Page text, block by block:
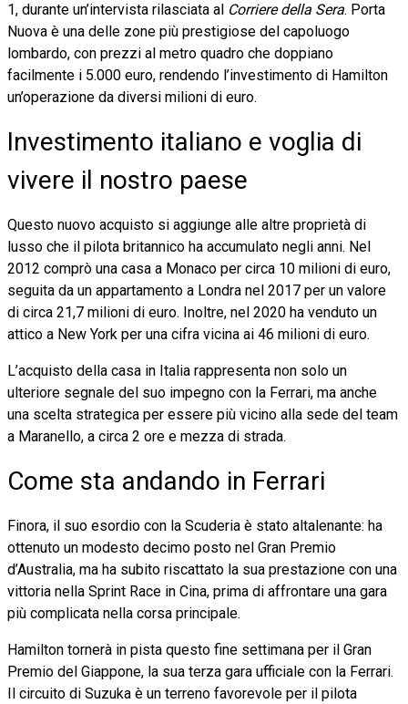
1, durante un’intervista rilasciata al Corriere della Sera. Porta
Nuova è una delle zone più prestigiose del capoluogo
lombardo, con prezzi al metro quadro che doppiano
facilmente i 5.000 euro, rendendo l’investimento di Hamilton
un’operazione da diversi milioni di euro.
Investimento italiano e voglia di
vivere il nostro paese
Questo nuovo acquisto si aggiunge alle altre proprietà di
lusso che il pilota britannico ha accumulato negli anni. Nel
2012 comprò una casa a Monaco per circa 10 milioni di euro,
seguita da un appartamento a Londra nel 2017 per un valore
di circa 21,7 milioni di euro. Inoltre, nel 2020 ha venduto un
attico a New York per una cifra vicina ai 46 milioni di euro.
L’acquisto della casa in Italia rappresenta non solo un
ulteriore segnale del suo impegno con la Ferrari, ma anche
una scelta strategica per essere più vicino alla sede del team
a Maranello, a circa 2 ore e mezza di strada.
Come sta andando in Ferrari
Finora, il suo esordio con la Scuderia è stato altalenante: ha
ottenuto un modesto decimo posto nel Gran Premio
d’Australia, ma ha subito riscattato la sua prestazione con una
vittoria nella Sprint Race in Cina, prima di affrontare una gara
più complicata nella corsa principale.
Hamilton tornerà in pista questo fine settimana per il Gran
Premio del Giappone, la sua terza gara ufficiale con la Ferrari.
Il circuito di Suzuka è un terreno favorevole per il pilota